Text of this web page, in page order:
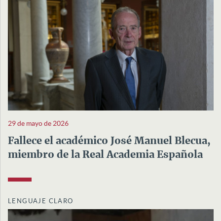
29 de mayo de 2026
Fallece el académico José Manuel Blecua,
miembro de la Real Academia Española
LENGUAJE CLARO